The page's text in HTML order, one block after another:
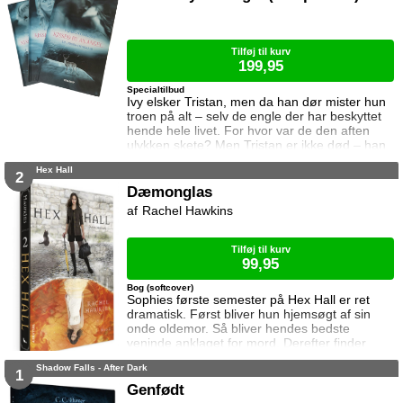
Men det er langt fra ufarligt at falde for en
Ivy elsker Tristan, men da han dør mister hun
troen på alt – selv de engle der har beskyttet
hende hele livet. For hvor var de den aften
ulykken skete? Men Tristan er ikke død – han
er blevet til en engel, og han har en mission.
overbevise hende om at engle findes …
Pakken indeholder de første tre bind i serien
"Kissed by an Angel"
Specialtilbud
Tilføj til kurv
199,95
2 Hex Hall
Dæmonglas
Sophies første semester på Hex Hall er ret
dramatisk. Først bliver hun hjemsøgt af sin
onde oldemor. Så bliver hendes bedste
veninde anklaget for mord. Derefter finder
Sophie ud af at hun slet ikke er heks, men
kvart dæmon. Det værste er at Archer, som
hun er vild med, viser sig at være
Bog (softcover)
Rachel Hawkins
Tilføj til kurv
99,95
1 Shadow Falls - After Dark
Genfødt